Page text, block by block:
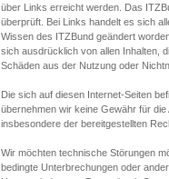
über Links erreicht werden. Das
überprüft. Bei Links handelt es sich
Wissen des ITZBund geändert
sich ausdrücklich von allen Inhalten,
Schäden aus der Nutzung oder
Die sich auf diesen Internet-Seiten
übernehmen wir keine Gewähr für
insbesondere der bereitgestellten
Wir möchten technische Störungen
bedingte Unterbrechungen oder